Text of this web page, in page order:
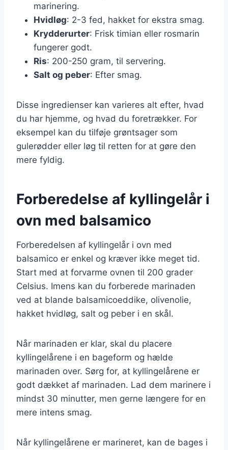
marinering.
Hvidløg: 2-3 fed, hakket for ekstra smag.
Krydderurter: Frisk timian eller rosmarin
fungerer godt.
Ris: 200-250 gram, til servering.
Salt og peber: Efter smag.
Disse ingredienser kan varieres alt efter, hvad
du har hjemme, og hvad du foretrækker. For
eksempel kan du tilføje grøntsager som
gulerødder eller løg til retten for at gøre den
mere fyldig.
Forberedelse af kyllingelår i
ovn med balsamico
Forberedelsen af kyllingelår i ovn med
balsamico er enkel og kræver ikke meget tid.
Start med at forvarme ovnen til 200 grader
Celsius. Imens kan du forberede marinaden
ved at blande balsamicoeddike, olivenolie,
hakket hvidløg, salt og peber i en skål.
Når marinaden er klar, skal du placere
kyllingelårene i en bageform og hælde
marinaden over. Sørg for, at kyllingelårene er
godt dækket af marinaden. Lad dem marinere i
mindst 30 minutter, men gerne længere for en
mere intens smag.
Når kyllingelårene er marineret, kan de bages i